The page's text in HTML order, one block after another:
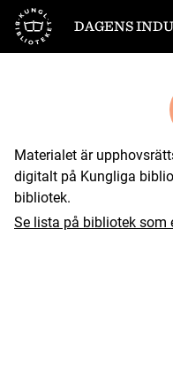
Till startsidan
DAGENS
Materialet är
digitalt på Kungliga
bibliotek.
Se lista på bibliotek